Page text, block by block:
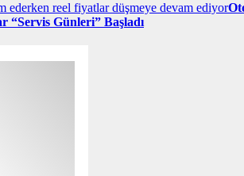
“Servis Günleri” Başladı